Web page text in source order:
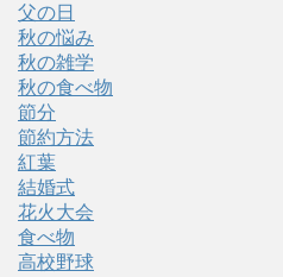
父の日
秋の悩み
秋の雑学
秋の食べ物
節分
節約方法
紅葉
結婚式
花火大会
食べ物
高校野球